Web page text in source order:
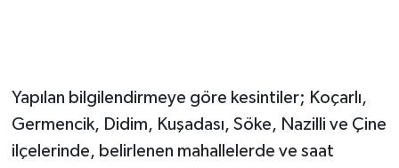
Yapılan bilgilendirmeye göre kesintiler; Koçarlı,
Germencik, Didim, Kuşadası, Söke, Nazilli ve Çine
ilçelerinde, belirlenen mahallelerde ve saat